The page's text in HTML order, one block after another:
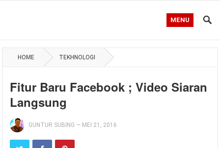
MENU
HOME TEKHNOLOGI
Fitur Baru Facebook ; Video Siaran
Langsung
GUNTUR SUBING — MEI 21, 2016